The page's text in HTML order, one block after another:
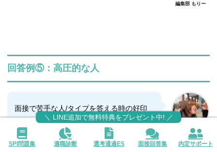
編集部 もりー
回答例⑤：高圧的な人
面接で苦手な人/タイプを答える時の好印
象な回答例5つ目は、「高圧的な人」が苦
手な場合です。
「就活の教科書」
編集部 もりー
SPI問題集 適職診断 選考通過ES 面接回答集 内定サポート
＼ LINE追加で無料特典をプレゼント中! ／